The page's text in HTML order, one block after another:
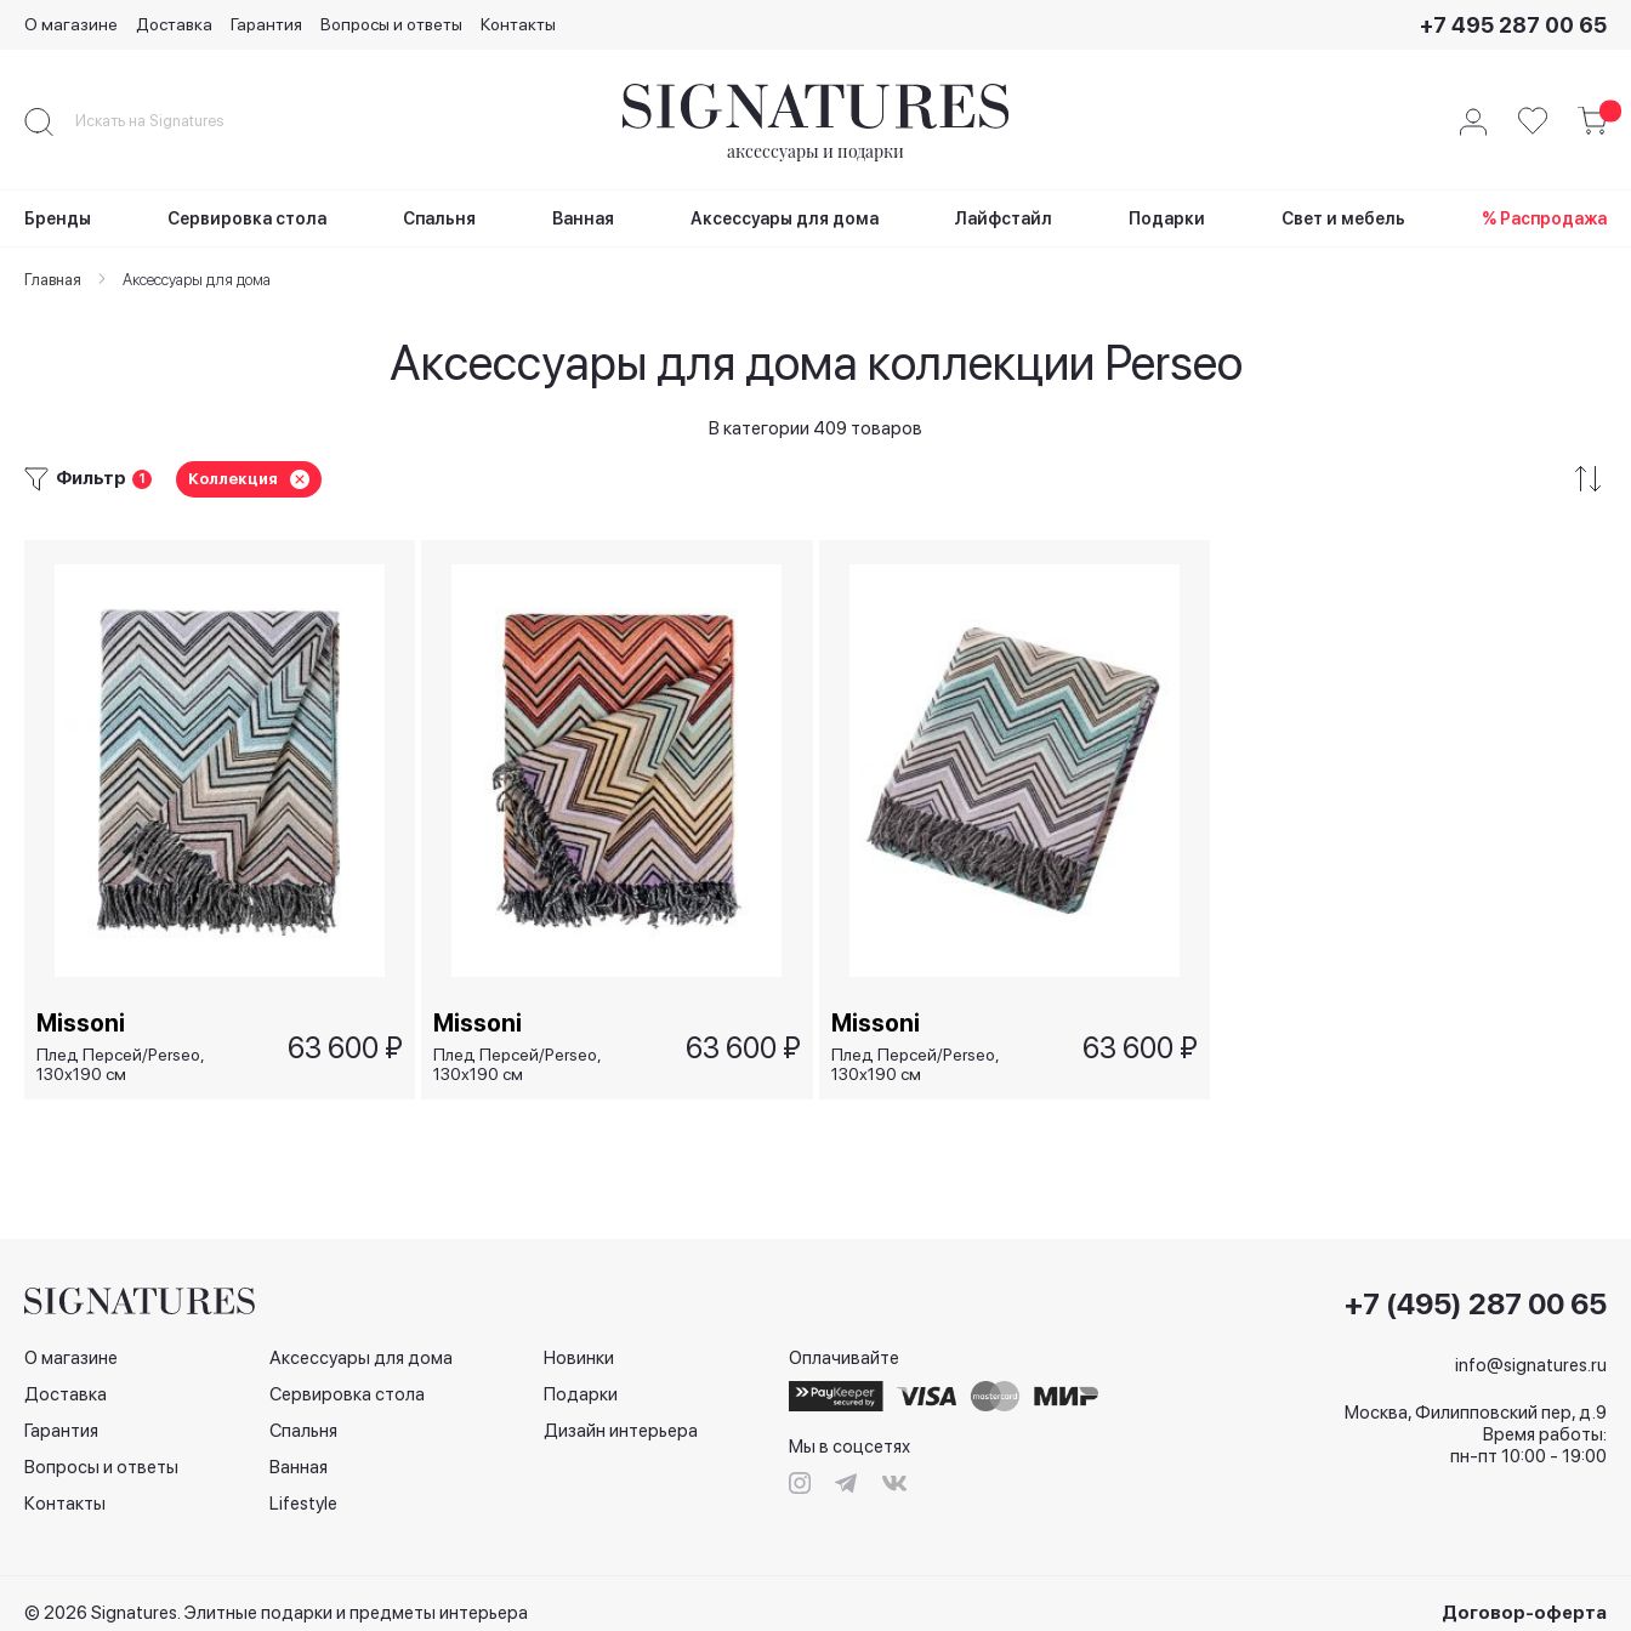
Content
О магазине Доставка Гарантия Вопросы и ответы Контакты +7 495 287 00 65
аксессуары и подарки
Бренды Сервировка стола Спальня Ванная Аксессуары для дома Лайфстайл Подарки Свет и мебель % Распродажа
Главная Аксессуары для дома
Аксессуары для дома коллекции Perseo
В категории 409 товаров
Фильтр 1 Коллекция
Missoni
Плед Персей/Perseo,
130х190 см
63 600 ₽
Missoni
Плед Персей/Perseo,
130х190 см
63 600 ₽
Missoni
Плед Персей/Perseo,
130х190 см
63 600 ₽
+7 (495) 287 00 65
О магазине
Доставка
Гарантия
Вопросы и ответы
Контакты
Аксессуары для дома
Сервировка стола
Спальня
Ванная
Lifestyle
Новинки
Подарки
Дизайн интерьера
Оплачивайте
Мы в соцсетях
info@signatures.ru
Москва, Филипповский пер, д.9
Время работы:
пн-пт 10:00 - 19:00
© 2026 Signatures. Элитные подарки и предметы интерьера Договор-оферта